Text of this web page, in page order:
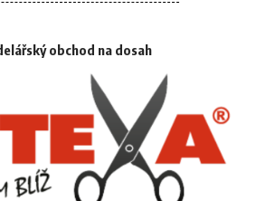
obchod na dosah